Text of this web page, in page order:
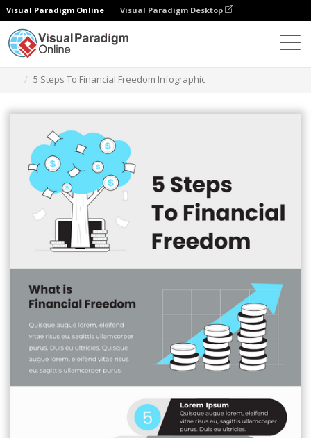
Visual Paradigm Online Visual Paradigm Desktop
5 Steps To Financial Freedom Infographic